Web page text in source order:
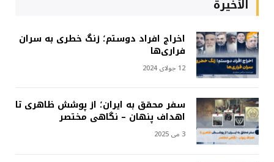
الأخيرة
اخراج افراد دوستم؛ زنگ خطری به سران
فراری‌ها
12 جولای 2024
سفر محقق به ایران؛ از پوشش ظاهری تا
اهداف پنهان – نگاهی مختصر
3 می 2025